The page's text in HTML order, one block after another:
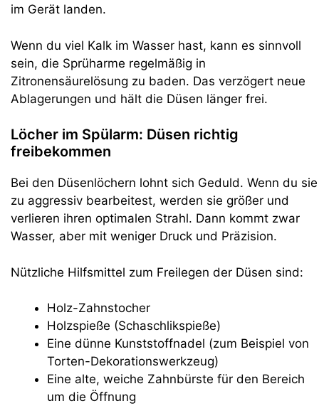
im Gerät landen.
Wenn du viel Kalk im Wasser hast, kann es sinnvoll
sein, die Sprüharme regelmäßig in
Zitronensäurelösung zu baden. Das verzögert neue
Ablagerungen und hält die Düsen länger frei.
Löcher im Spülarm: Düsen richtig
freibekommen
Bei den Düsenlöchern lohnt sich Geduld. Wenn du sie
zu aggressiv bearbeitest, werden sie größer und
verlieren ihren optimalen Strahl. Dann kommt zwar
Wasser, aber mit weniger Druck und Präzision.
Nützliche Hilfsmittel zum Freilegen der Düsen sind:
Holz-Zahnstocher
Holzspieße (Schaschlikspieße)
Eine dünne Kunststoffnadel (zum Beispiel von
Torten-Dekorationswerkzeug)
Eine alte, weiche Zahnbürste für den Bereich
um die Öffnung